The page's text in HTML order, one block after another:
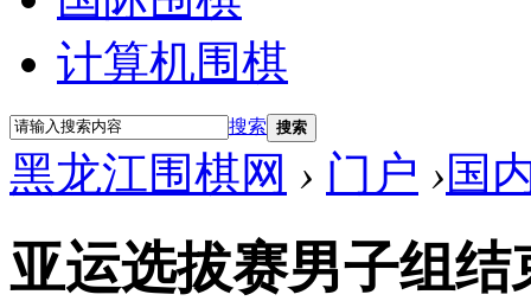
计算机围棋
搜索 搜索
黑龙江围棋网 › 门户 ›国
亚运选拔赛男子组